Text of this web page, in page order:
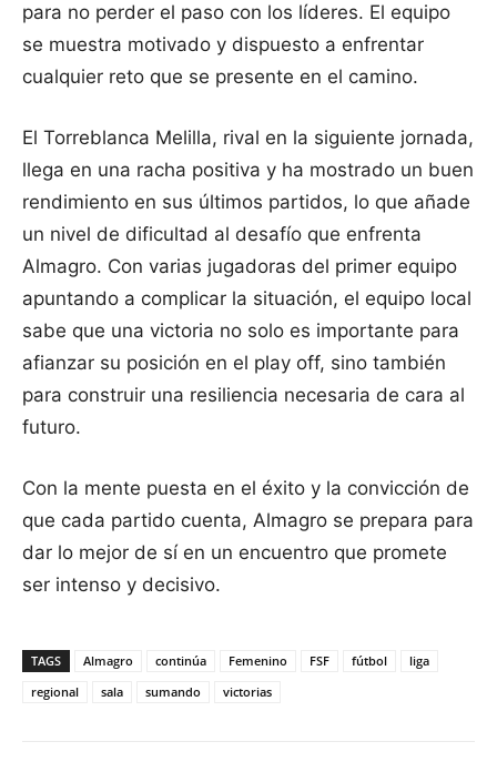
para no perder el paso con los líderes. El equipo
se muestra motivado y dispuesto a enfrentar
cualquier reto que se presente en el camino.
El Torreblanca Melilla, rival en la siguiente jornada,
llega en una racha positiva y ha mostrado un buen
rendimiento en sus últimos partidos, lo que añade
un nivel de dificultad al desafío que enfrenta
Almagro. Con varias jugadoras del primer equipo
apuntando a complicar la situación, el equipo local
sabe que una victoria no solo es importante para
afianzar su posición en el play off, sino también
para construir una resiliencia necesaria de cara al
futuro.
Con la mente puesta en el éxito y la convicción de
que cada partido cuenta, Almagro se prepara para
dar lo mejor de sí en un encuentro que promete
ser intenso y decisivo.
TAGS Almagro continúa Femenino FSF fútbol
liga
regional
sala sumando victorias